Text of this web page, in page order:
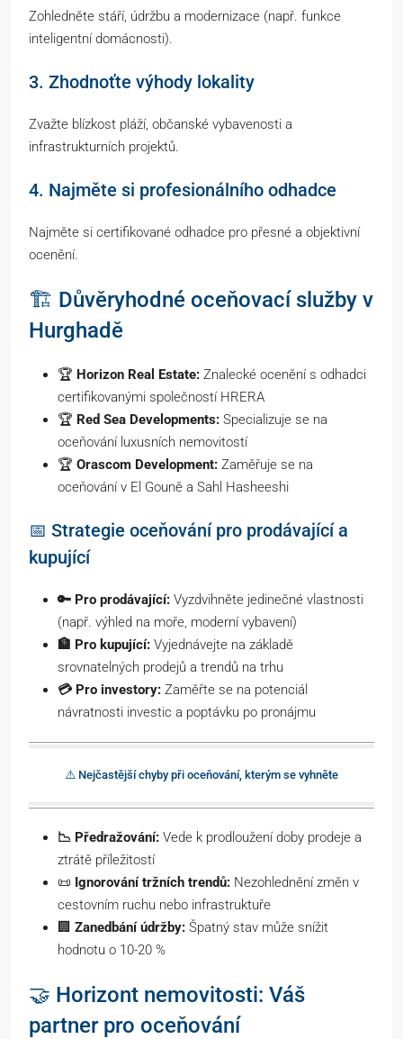
Zohledněte stáří, údržbu a modernizace (např. funkce
inteligentní domácnosti).
3. Zhodnoťte výhody lokality
Zvažte blízkost pláží, občanské vybavenosti a
infrastrukturních projektů.
4. Najměte si profesionálního odhadce
Najměte si certifikované odhadce pro přesné a objektivní
ocenění.
🏗️ Důvěryhodné oceňovací služby v
Hurghadě
🏆 Horizon Real Estate: Znalecké ocenění s odhadci
certifikovanými společností HRERA
🏆 Red Sea Developments: Specializuje se na
oceňování luxusních nemovitostí
🏆 Orascom Development: Zaměřuje se na
oceňování v El Gouně a Sahl Hasheeshi
📅 Strategie oceňování pro prodávající a
kupující
🔑 Pro prodávající: Vyzdvihněte jedinečné vlastnosti
(např. výhled na moře, moderní vybavení)
🏦 Pro kupující: Vyjednávejte na základě
srovnatelných prodejů a trendů na trhu
💳 Pro investory: Zaměřte se na potenciál
návratnosti investic a poptávku po pronájmu
⚠️ Nejčastější chyby při oceňování, kterým se vyhněte
📉 Předražování: Vede k prodloužení doby prodeje a
ztrátě příležitostí
📜 Ignorování tržních trendů: Nezohlednění změn v
cestovním ruchu nebo infrastruktuře
🏢 Zanedbání údržby: Špatný stav může snížit
hodnotu o 10-20 %
🤝 Horizont nemovitosti: Váš
partner pro oceňování